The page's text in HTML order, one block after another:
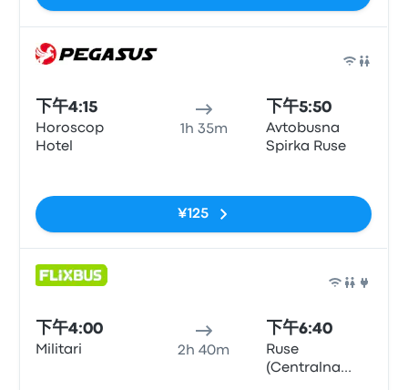
下午4:15
Horoscop
Hotel
1h 35m
下午5:50
Avtobusna
Spirka Ruse
¥125
下午4:00
Militari 2h 40m
下午6:40
Ruse
(Centralna